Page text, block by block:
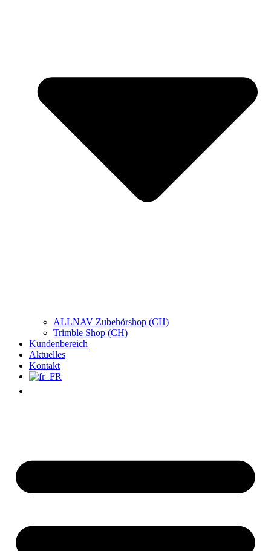
ALLNAV Zubehörshop (CH)
Trimble Shop (CH)
Kundenbereich
Aktuelles
Kontakt